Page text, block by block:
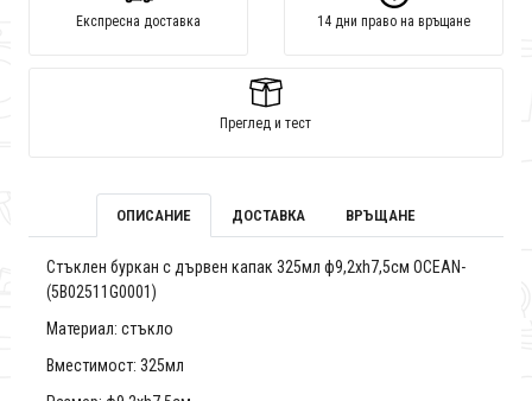
Експресна доставка 14 дни право на връщане
Преглед и тест
ОПИСАНИЕ ДОСТАВКА ВРЪЩАНЕ
Стъклен буркан с дървен капак 325мл ф9,2xh7,5см OCEAN-
(5B02511G0001)
Материал: стъкло
Вместимост: 325мл